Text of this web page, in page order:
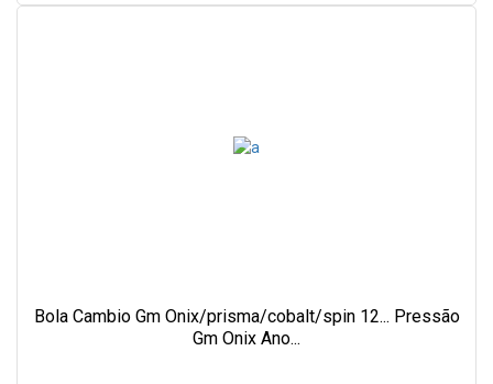
Bola Cambio Gm Onix/prisma/cobalt/spin 12... Pressão
Gm Onix Ano...